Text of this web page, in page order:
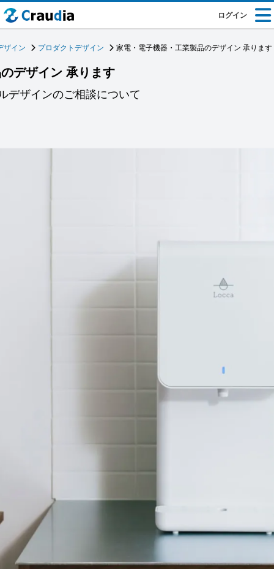
ログイン
ザイン プロダクトデザイン 家電・電子機器・工業製品のデザイン 承ります
デザイン 承ります
デザインのご相談について